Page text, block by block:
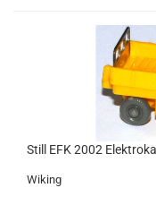
Still EFK 2002
Wi­king